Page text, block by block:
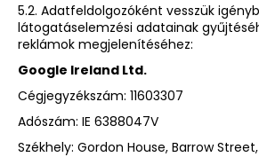
5.2. Adatfeldolgozóként vesszük
látogatáselemzési adatainak
reklámok megjelenítéséhez:
Google Ireland Ltd.
Cégjegyzékszám: 11603307
Adószám: IE 6388047V
Székhely: Gordon House, Barrow